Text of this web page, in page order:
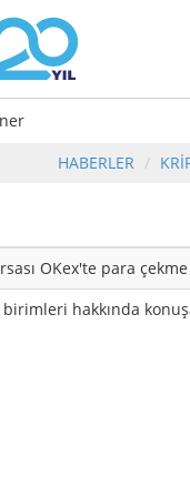
HABERLER
OKex'te para çekme
hakkında